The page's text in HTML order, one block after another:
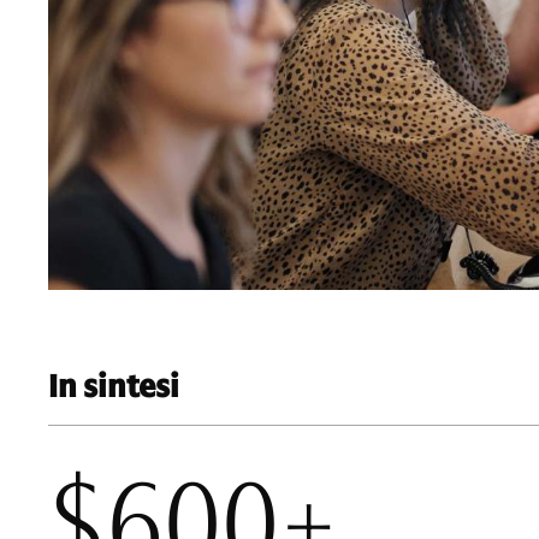
In sintesi